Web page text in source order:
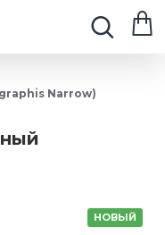
Narrow)
НОВЫЙ